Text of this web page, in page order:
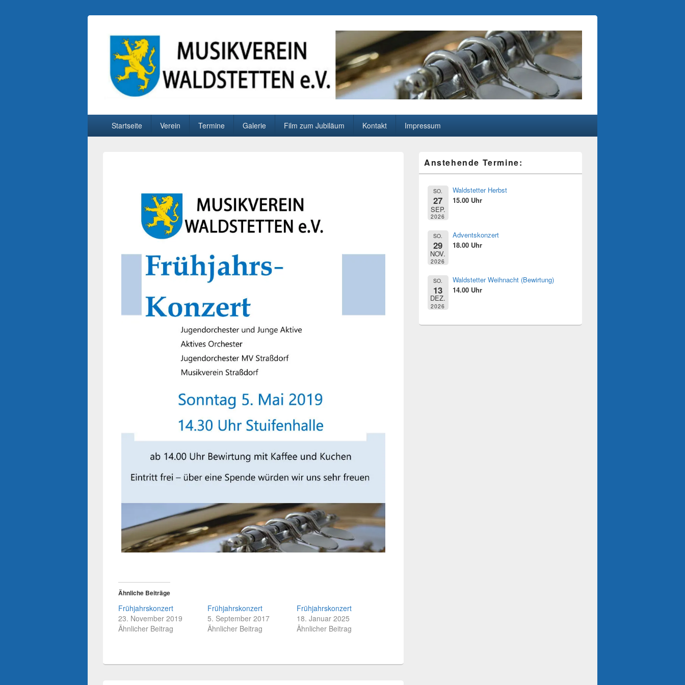
Musikverein Waldstetten e.V.
Startseite Verein Termine Galerie Film zum Jubiläum Kontakt Impressum
Ähnliche Beiträge
Frühjahrskonzert
23. November 2019
Ähnlicher Beitrag
Frühjahrskonzert
5. September 2017
Ähnlicher Beitrag
Frühjahrskonzert
18. Januar 2025
Ähnlicher Beitrag
Seitenleisten
Widget-
Anstehende Termine:
SO.
27
SEP.
2026
Waldstetter Herbst
15.00 Uhr
SO.
29
NOV.
2026
Adventskonzert
18.00 Uhr
SO.
13
DEZ.
2026
Waldstetter Weihnacht (Bewirtung)
14.00 Uhr